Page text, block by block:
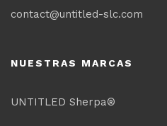
contact@untitled-slc.com
NUESTRAS MARCAS
UNTITLED Sherpa®